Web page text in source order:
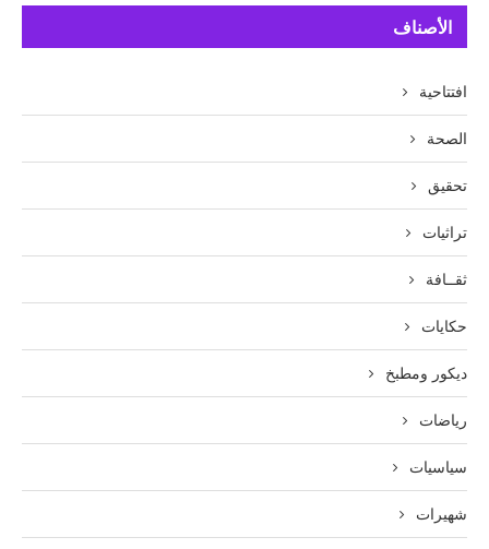
الأصناف
افتتاحية
الصحة
تحقيق
تراثيات
ثقــافة
حكايات
ديكور ومطبخ
رياضات
سياسيات
شهيرات